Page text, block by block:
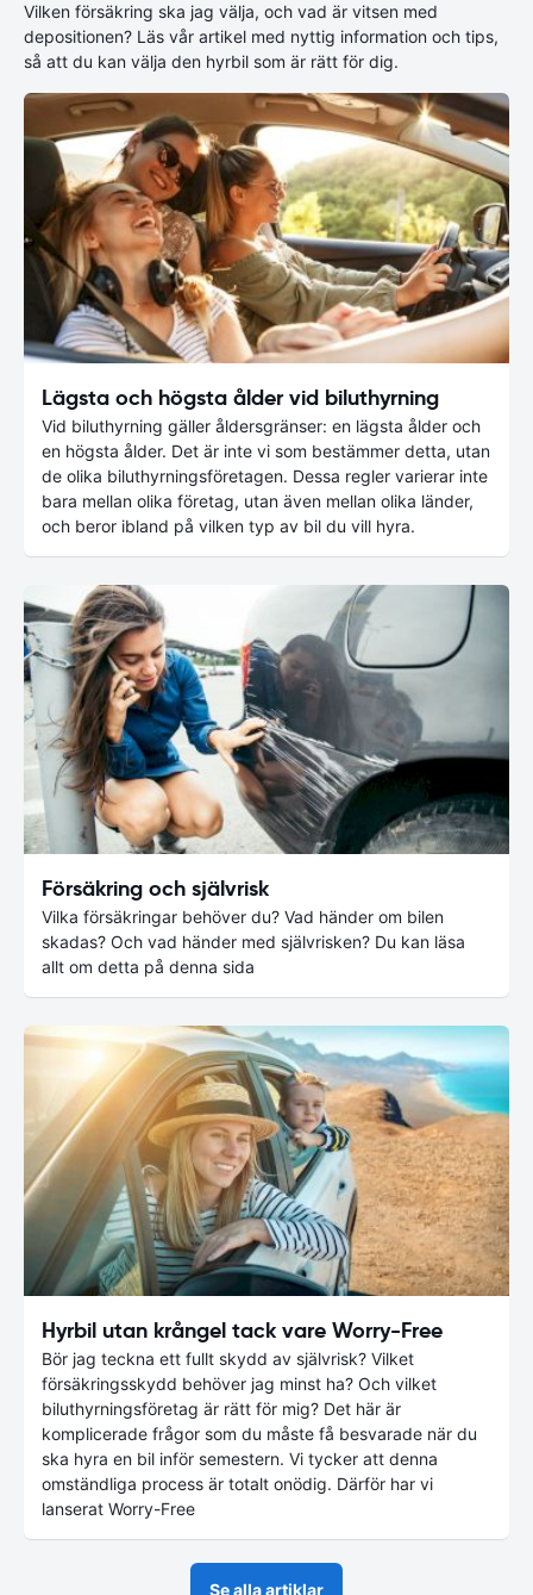
Vilken försäkring ska jag välja, och vad är vitsen med
depositionen? Läs vår artikel med nyttig information och tips,
så att du kan välja den hyrbil som är rätt för dig.
Lägsta och högsta ålder vid biluthyrning
Vid biluthyrning gäller åldersgränser: en lägsta ålder och
en högsta ålder. Det är inte vi som bestämmer detta, utan
de olika biluthyrningsföretagen. Dessa regler varierar inte
bara mellan olika företag, utan även mellan olika länder,
och beror ibland på vilken typ av bil du vill hyra.
Försäkring och självrisk
Vilka försäkringar behöver du? Vad händer om bilen
skadas? Och vad händer med självrisken? Du kan läsa
allt om detta på denna sida
Hyrbil utan krångel tack vare Worry-Free
Bör jag teckna ett fullt skydd av självrisk? Vilket
försäkringsskydd behöver jag minst ha? Och vilket
biluthyrningsföretag är rätt för mig? Det här är
komplicerade frågor som du måste få besvarade när du
ska hyra en bil inför semestern. Vi tycker att denna
omständliga process är totalt onödig. Därför har vi
lanserat Worry-Free
Se alla artiklar